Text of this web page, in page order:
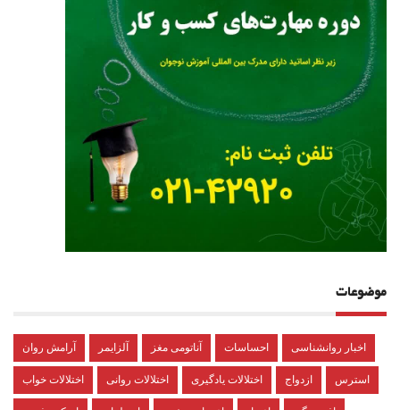
موضوعات
آرامش روان آلزایمر آناتومی مغز احساسات اخبار روانشناسی
اختلالات خواب اختلالات روانی اختلالات یادگیری ازدواج استرس